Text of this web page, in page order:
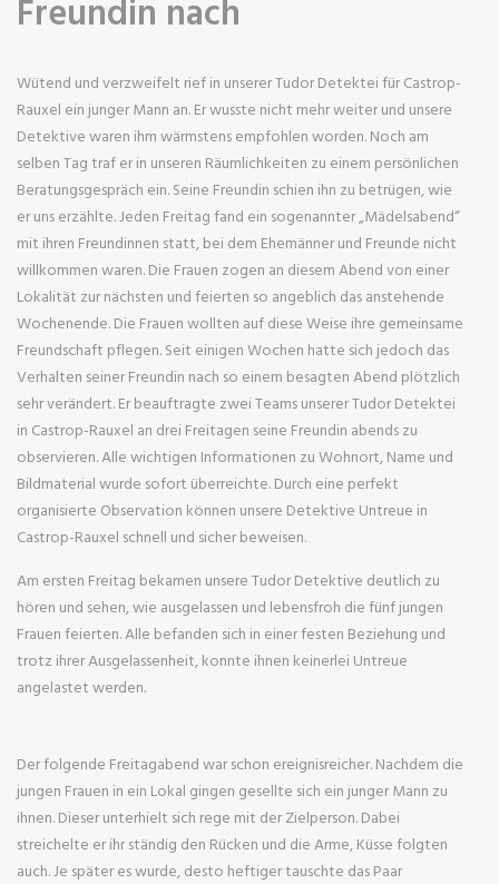
Freundin nach
Wütend und verzweifelt rief in unserer Tudor Detektei für Castrop-
Rauxel ein junger Mann an. Er wusste nicht mehr weiter und unsere
Detektive waren ihm wärmstens empfohlen worden. Noch am
selben Tag traf er in unseren Räumlichkeiten zu einem persönlichen
Beratungsgespräch ein. Seine Freundin schien ihn zu betrügen, wie
er uns erzählte. Jeden Freitag fand ein sogenannter „Mädelsabend“
mit ihren Freundinnen statt, bei dem Ehemänner und Freunde nicht
willkommen waren. Die Frauen zogen an diesem Abend von einer
Lokalität zur nächsten und feierten so angeblich das anstehende
Wochenende. Die Frauen wollten auf diese Weise ihre gemeinsame
Freundschaft pflegen. Seit einigen Wochen hatte sich jedoch das
Verhalten seiner Freundin nach so einem besagten Abend plötzlich
sehr verändert. Er beauftragte zwei Teams unserer Tudor Detektei
in Castrop-Rauxel an drei Freitagen seine Freundin abends zu
observieren. Alle wichtigen Informationen zu Wohnort, Name und
Bildmaterial wurde sofort überreichte. Durch eine perfekt
organisierte Observation können unsere Detektive Untreue in
Castrop-Rauxel schnell und sicher beweisen.
Am ersten Freitag bekamen unsere Tudor Detektive deutlich zu
hören und sehen, wie ausgelassen und lebensfroh die fünf jungen
Frauen feierten. Alle befanden sich in einer festen Beziehung und
trotz ihrer Ausgelassenheit, konnte ihnen keinerlei Untreue
angelastet werden.
Der folgende Freitagabend war schon ereignisreicher. Nachdem die
jungen Frauen in ein Lokal gingen gesellte sich ein junger Mann zu
ihnen. Dieser unterhielt sich rege mit der Zielperson. Dabei
streichelte er ihr ständig den Rücken und die Arme, Küsse folgten
auch. Je später es wurde, desto heftiger tauschte das Paar